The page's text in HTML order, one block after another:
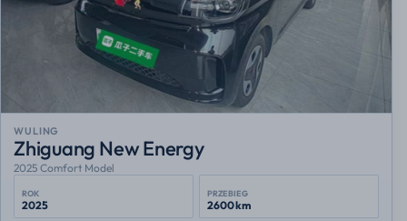
WULING
Zhiguang New Energy
2025 Comfort Model
ROK
2025
PRZEBIEG
2600 km